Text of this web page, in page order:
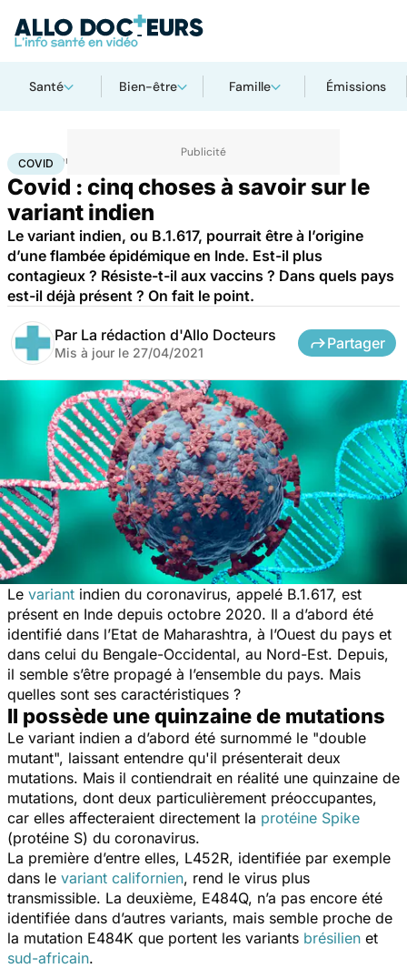
Santé Bien-être Famille Émissions
Accueil Santé
COVID
Covid : cinq choses à savoir sur le
variant indien
Le variant indien, ou B.1.617, pourrait être à l’origine
d’une flambée épidémique en Inde. Est-il plus
contagieux ? Résiste-t-il aux vaccins ? Dans quels pays
est-il déjà présent ? On fait le point.
Par La rédaction d'Allo Docteurs
Mis à jour le 27/04/2021
Partager
Le variant indien du coronavirus, appelé B.1.617, est
présent en Inde depuis octobre 2020. Il a d’abord été
identifié dans l’Etat de Maharashtra, à l’Ouest du pays et
dans celui du Bengale-Occidental, au Nord-Est. Depuis,
il semble s’être propagé à l’ensemble du pays. Mais
quelles sont ses caractéristiques ?
Il possède une quinzaine de mutations
Le variant indien a d’abord été surnommé le "double
mutant", laissant entendre qu'il présenterait deux
mutations. Mais il contiendrait en réalité une quinzaine de
mutations, dont deux particulièrement préoccupantes,
car elles affecteraient directement la protéine Spike
(protéine S) du coronavirus.
La première d’entre elles, L452R, identifiée par exemple
dans le variant californien, rend le virus plus
transmissible. La deuxième, E484Q, n’a pas encore été
identifiée dans d’autres variants, mais semble proche de
la mutation E484K que portent les variants brésilien et
sud-africain.